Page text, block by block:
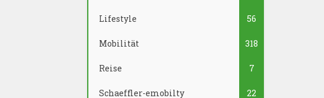
Lifestyle 56
Mobilität 318
Reise 7
Schaeffler-emobilty 22